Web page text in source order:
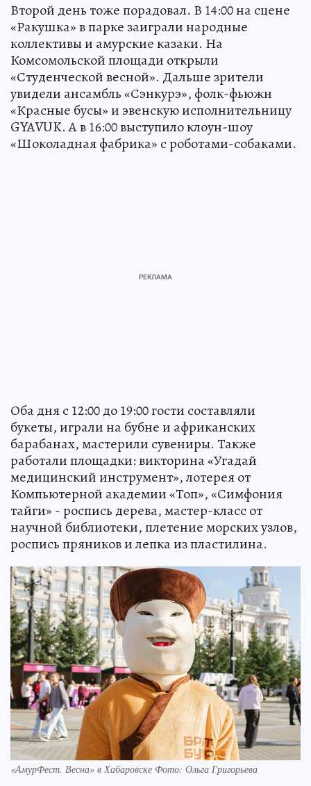
Второй день тоже порадовал. В 14:00 на сцене
«Ракушка» в парке заиграли народные
коллективы и амурские казаки. На
Комсомольской площади открыли
«Студенческой весной». Дальше зрители
увидели ансамбль «Сэнкурэ», фолк-фьюжн
«Красные бусы» и эвенскую исполнительницу
GYAVUK. А в 16:00 выступило клоун-шоу
«Шоколадная фабрика» с роботами-собаками.
Оба дня с 12:00 до 19:00 гости составляли
букеты, играли на бубне и африканских
барабанах, мастерили сувениры. Также
работали площадки: викторина «Угадай
медицинский инструмент», лотерея от
Компьютерной академии «Топ», «Симфония
тайги» - роспись дерева, мастер-класс от
научной библиотеки, плетение морских узлов,
роспись пряников и лепка из пластилина.
«АмурФест. Весна» в Хабаровске Фото: Ольга Григорьева